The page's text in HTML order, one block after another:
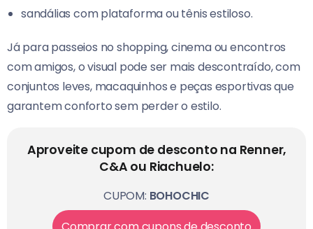
sandálias com plataforma ou tênis estiloso.
Já para passeios no shopping, cinema ou encontros
com amigos, o visual pode ser mais descontraído, com
conjuntos leves, macaquinhos e peças esportivas que
garantem conforto sem perder o estilo.
Aproveite cupom de desconto na Renner,
C&A ou Riachuelo:
CUPOM: BOHOCHIC